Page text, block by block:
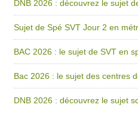
DNB 2026 : découvrez le sujet
Sujet de Spé SVT Jour 2 en
BAC 2026 : le sujet de SVT en
Bac 2026 : le sujet des centres
DNB 2026 : découvrez le sujet